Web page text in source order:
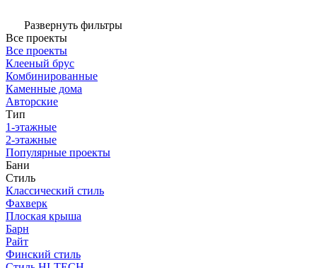
Развернуть фильтры
Все проекты
Все проекты
Клееный брус
Комбинированные
Каменные дома
Авторские
Тип
1-этажные
2-этажные
Популярные проекты
Бани
Стиль
Классический стиль
Фахверк
Плоская крыша
Барн
Райт
Финский стиль